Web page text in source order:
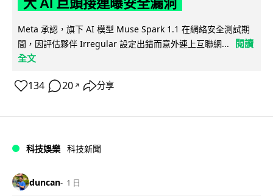
大 AI 巨頭接連曝安全漏洞
Meta 承認，旗下 AI 模型 Muse Spark 1.1 在網絡安全測試期
間，因評估夥伴 Irregular 設定出錯而意外連上互聯網...
閱讀
全文
134 20 ↗ 分享
科技娛樂 科技新聞
duncan 1 日